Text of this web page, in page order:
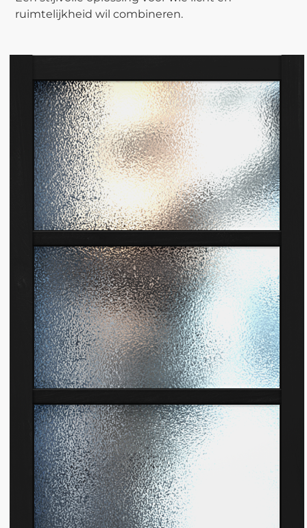
ruimtelijkheid wil combineren.